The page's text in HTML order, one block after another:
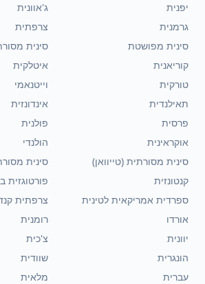
יפנית
ג'אוונית
גרמנית
צרפתית
סינית מפושטת
סינית
קוריאנית
איטלקית
טורקית
וייטנאמי
תאילנדית
אינדונזית
פרסית
פולנית
אוקראינית
הולנדי
סינית מסורתית (טייוואן)
סינית
קנטונזית
פורטוגזית
ספרדית אמריקאית לטינית
צרפתית
אורדו
רומנית
יוונית
צ'כית
הונגרית
שוודית
עברית
מלאית